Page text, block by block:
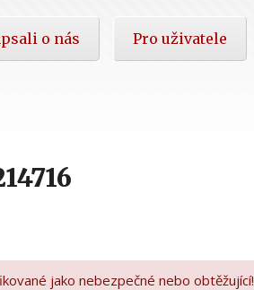
o nás Pro uživatele
jako nebezpečné nebo obtěžující!